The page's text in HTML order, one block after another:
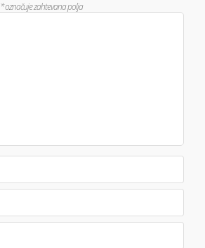
*označuje zahtevana polja